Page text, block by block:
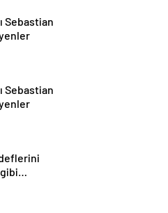
Sebastian
Sebastian
gibi…